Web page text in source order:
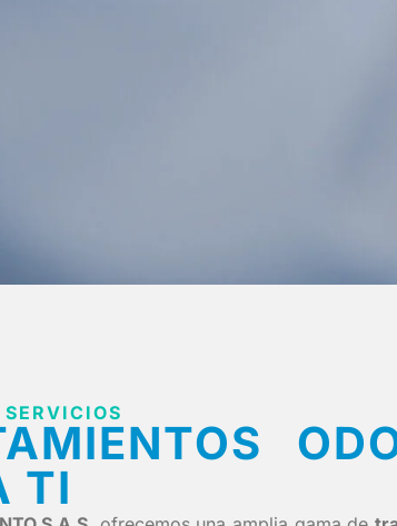
SERVICIOS
TI